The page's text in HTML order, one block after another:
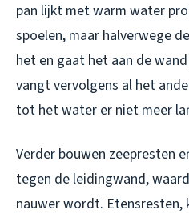
pan lijkt met warm water
spoelen, maar halverwege
het en gaat het aan de
vangt vervolgens al het
tot het water er niet meer
Verder bouwen zeepresten
tegen de leidingwand,
nauwer wordt. Etensresten,